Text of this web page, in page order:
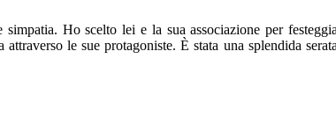
Ho scelto lei e la sua associazione per
le sue protagoniste. È stata una splendida